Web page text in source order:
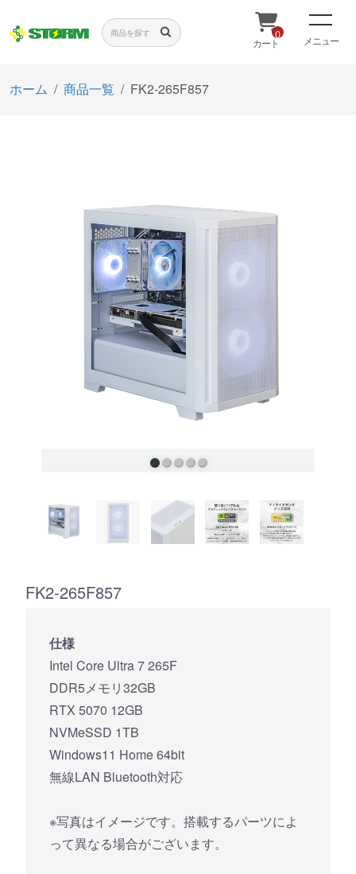
0
カート メニュー
ホーム 商品一覧 FK2-265F857
FK2-265F857
仕様
Intel Core Ultra 7 265F
DDR5メモリ32GB
RTX 5070 12GB
NVMeSSD 1TB
Windows11 Home 64bit
無線LAN Bluetooth対応
※写真はイメージです。搭載するパーツによ
って異なる場合がございます。